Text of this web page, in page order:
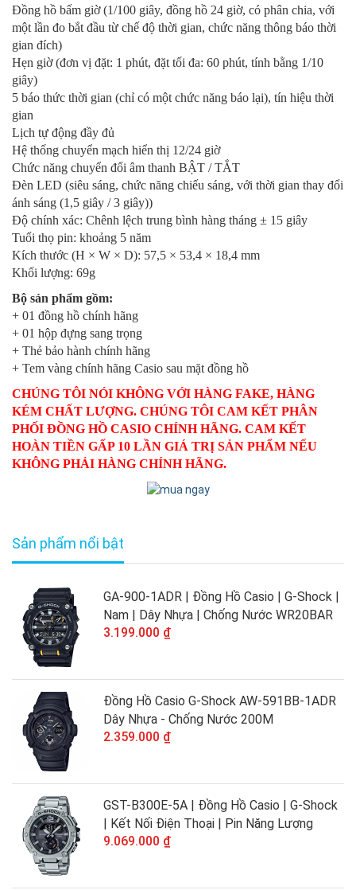
Đồng hồ bấm giờ (1/100 giây, đồng hồ 24 giờ, có phân chia, với
một lần đo bắt đầu từ chế độ thời gian, chức năng thông báo thời
gian đích)
Hẹn giờ (đơn vị đặt: 1 phút, đặt tối đa: 60 phút, tính bằng 1/10
giây)
5 báo thức thời gian (chỉ có một chức năng báo lại), tín hiệu thời
gian
Lịch tự động đầy đủ
Hệ thống chuyển mạch hiển thị 12/24 giờ
Chức năng chuyển đổi âm thanh BẬT / TẮT
Đèn LED (siêu sáng, chức năng chiếu sáng, với thời gian thay đổi
ánh sáng (1,5 giây / 3 giây))
Độ chính xác: Chênh lệch trung bình hàng tháng ± 15 giây
Tuổi thọ pin: khoảng 5 năm
Kích thước (H × W × D): 57,5 ​​× 53,4 × 18,4 mm
Khối lượng: 69g
Bộ sản phẩm gồm:
+ 01 đồng hồ chính hãng
+ 01 hộp đựng sang trọng
+ Thẻ bảo hành chính hãng
+ Tem vàng chính hãng Casio sau mặt đồng hồ
CHÚNG TÔI NÓI KHÔNG VỚI HÀNG FAKE, HÀNG
KÉM CHẤT LƯỢNG. CHÚNG TÔI CAM KẾT PHÂN
PHỐI ĐỒNG HỒ CASIO CHÍNH HÃNG. CAM KẾT
HOÀN TIỀN GẤP 10 LẦN GIÁ TRỊ SẢN PHẨM NẾU
KHÔNG PHẢI HÀNG CHÍNH HÃNG.
Sản phẩm nổi bật
GA-900-1ADR | Đồng Hồ Casio | G-Shock |
Nam | Dây Nhựa | Chống Nước WR20BAR
3.199.000 ₫
Đồng Hồ Casio G-Shock AW-591BB-1ADR
Dây Nhựa - Chống Nước 200M
2.359.000 ₫
GST-B300E-5A | Đồng Hồ Casio | G-Shock
| Kết Nối Điện Thoại | Pin Năng Lượng
9.069.000 ₫